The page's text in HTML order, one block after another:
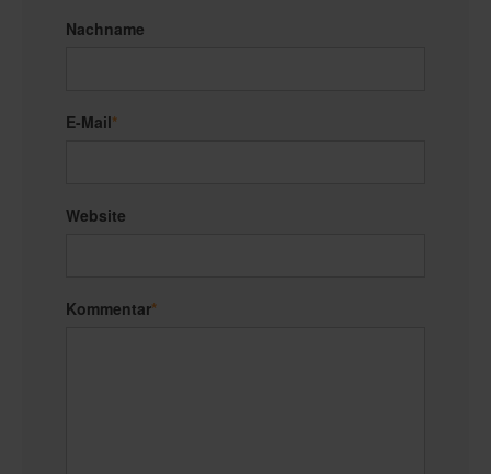
Nachname
E-Mail*
Website
Kommentar*